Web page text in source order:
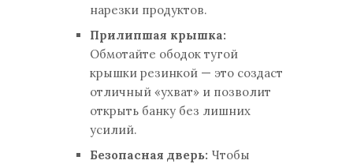
нарезки продуктов.
Прилипшая крышка:
Обмотайте ободок тугой
крышки резинкой — это создаст
отличный «ухват» и позволит
открыть банку без лишних
усилий.
Безопасная дверь: Чтобы